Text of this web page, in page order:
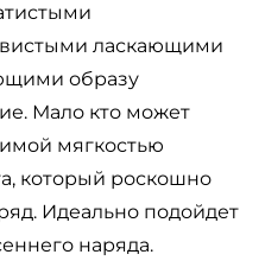
ласкающими
образу
Мало кто может
мягкостью
который роскошно
Идеально подойдет
наряда.